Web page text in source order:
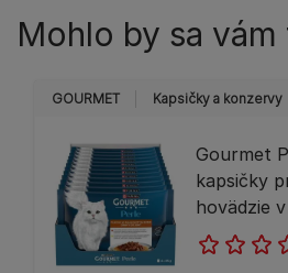
Mohlo by sa
GOURMET Kapsičky a konzervy
Gourmet
kapsičky
hovädzie